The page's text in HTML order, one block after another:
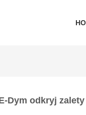
Dym odkryj